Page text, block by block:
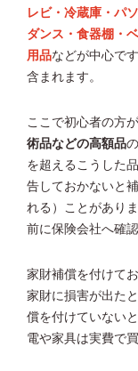
レビ・冷蔵庫・パ
ダンス・食器棚・
用品などが中心で
含まれます。
ここで初心者の方
術品などの高額品
を超えるこうした
告しておかないと
れる）ことがあり
前に保険会社へ確
家財補償を付けて
家財に損害が出た
償を付けていない
電や家具は実費で